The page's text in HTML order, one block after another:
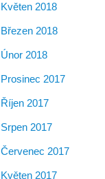
Květen 2018
Březen 2018
Únor 2018
Prosinec 2017
Říjen 2017
Srpen 2017
Červenec 2017
Květen 2017